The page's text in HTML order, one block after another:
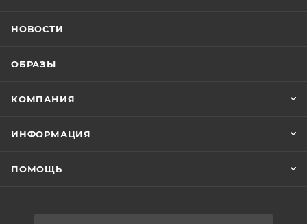
НОВОСТИ
ОБРАЗЫ
КОМПАНИЯ
ИНФОРМАЦИЯ
ПОМОЩЬ